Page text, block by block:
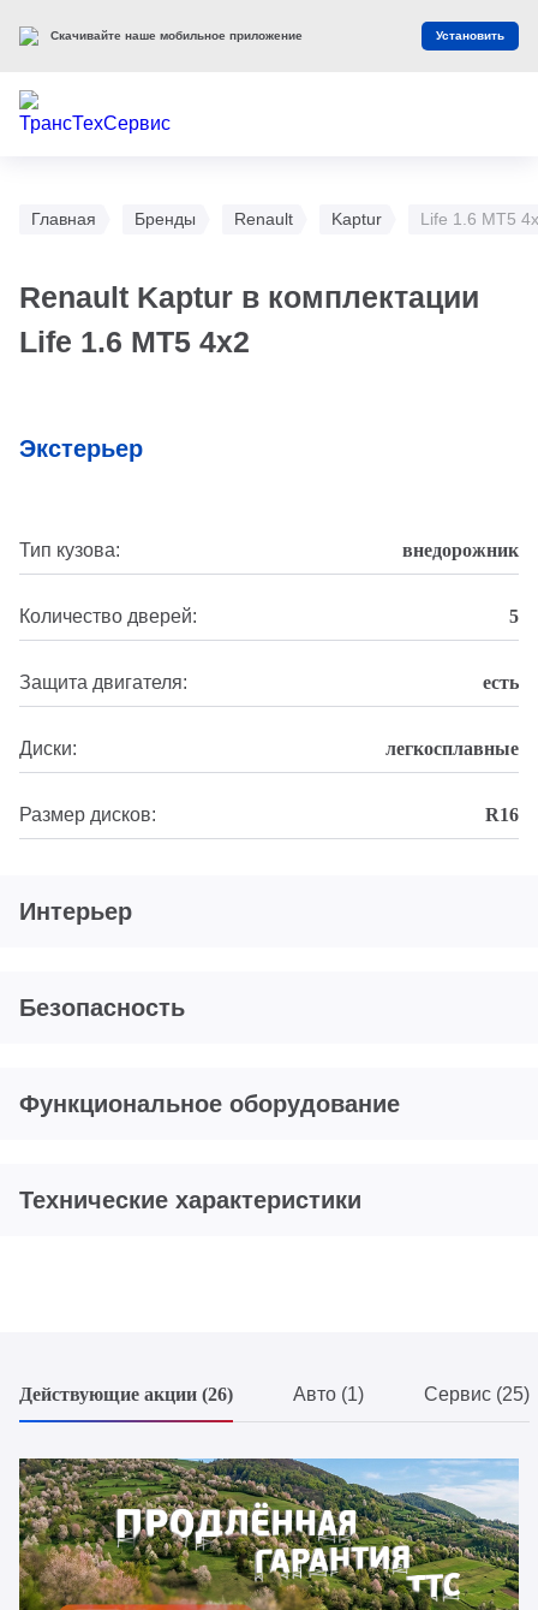
Главная Бренды Renault Kaptur Life 1.6 MT5
Renault Kaptur в комплектации
Life 1.6 MT5 4x2
Экстерьер
Тип кузова: внедорожник
Количество дверей: 5
Защита двигателя: есть
Диски: легкосплавные
Размер дисков: R16
Интерьер
Безопасность
Функциональное оборудование
Технические характеристики
Действующие акции (26) Авто (1) Сервис (25)
Скачивайте наше мобильное приложение Установить